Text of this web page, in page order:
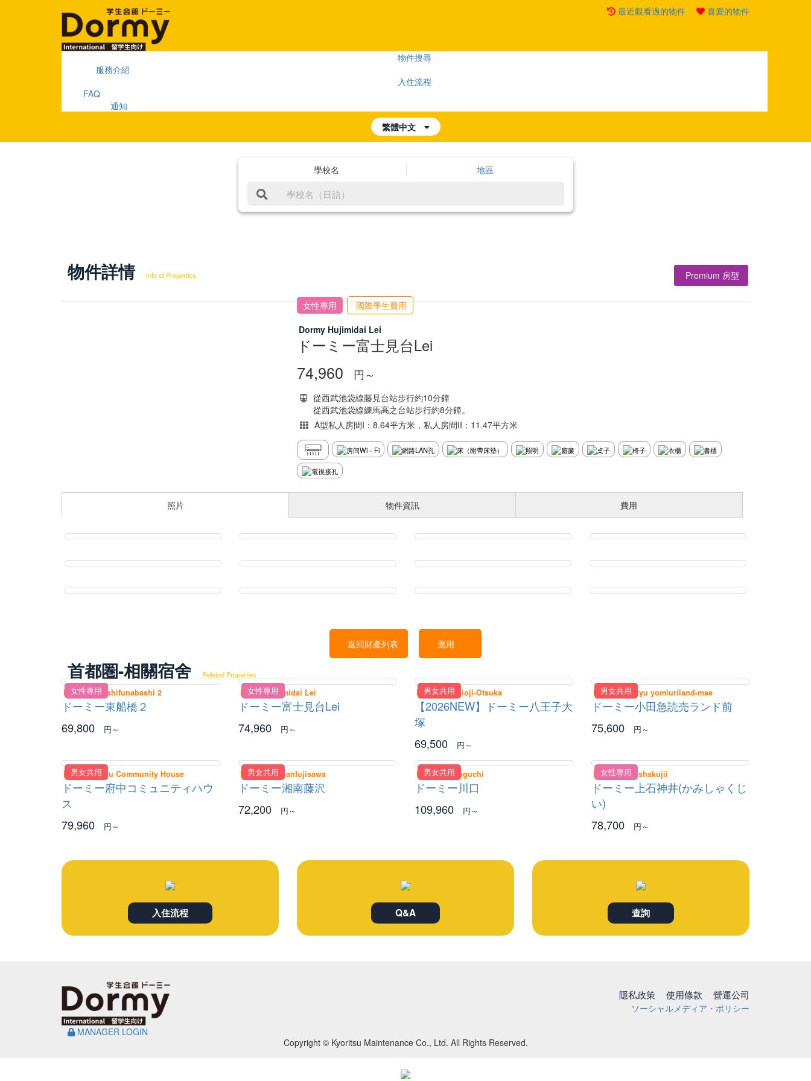
最近觀看過的物件 喜愛的物件
物件搜尋
服務介紹
入住流程
FAQ
通知
繁體中文
學校名 地區
物件詳情 Info of Properties Premium 房型
女性專用
國際學生費用
Dormy Hujimidai Lei
ドーミー富士見台Lei
74,960 円～
從西武池袋線藤見台站步行約10分鐘
從西武池袋線練馬高之台站步行約8分鐘。
A型私人房間I：8.64平方米，私人房間II：11.47平方米
照片 物件資訊 費用
返回財產列表 應用
首都圏-相關宿舍 Related Properties
女性專用
Dormy Higashifunabashi 2
ドーミー東船橋２
69,800
円～
女性專用
Dormy Hujimidai Lei
ドーミー富士見台Lei
74,960
円～
男女共用
Dormy Hachioji-Otsuka
【2026NEW】ドーミー八王子大
塚
69,500
円～
男女共用
Dormy Odakyu yomiuriland-mae
ドーミー小田急読売ランド前
75,600
円～
男女共用
Dormy Fuchu Community House
ドーミー府中コミュニティハウ
ス
79,960
円～
男女共用
Dormy Shonanfujisawa
ドーミー湘南藤沢
72,200
円～
男女共用
Dormy Kawaguchi
ドーミー川口
109,960
円～
女性專用
Dormy Kamishakujii
ドーミー上石神井(かみしゃくじ
い)
78,700
円～
入住流程 Q&A 查詢
MANAGER LOGIN
隱私政策 使用條款 營運公司
ソーシャルメディア・ポリシー
Copyright © Kyoritsu Maintenance Co., Ltd. All Rights Reserved.